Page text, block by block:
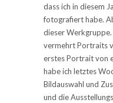
dass ich in diesem
fotografiert habe.
dieser
vermehrt Portraits
erstes Portrait von
habe ich letztes
Bildauswahl und
und die